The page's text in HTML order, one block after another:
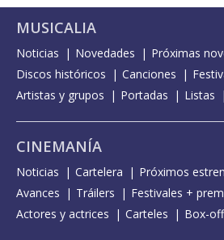
MUSICALIA
Noticias Novedades
Próximas
Discos históricos
Canciones
Artistas y grupos
Portadas Listas
CINEMANÍA
Noticias Cartelera Próximos
Avances
Tráilers
Festivales +
Actores y actrices
Carteles Box-